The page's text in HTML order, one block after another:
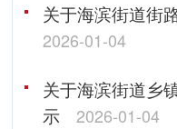
关于海滨街道街
2026-01-04
关于海滨街道乡
示
2026-01-04